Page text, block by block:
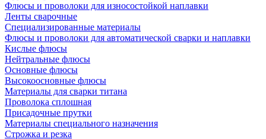
Флюсы и проволоки для износостойкой наплавки
Ленты сварочные
Специализированные материалы
Флюсы и проволоки для автоматической сварки и наплавки
Кислые флюсы
Нейтральные флюсы
Основные флюсы
Высокоосновные флюсы
Материалы для сварки титана
Проволока сплошная
Присадочные прутки
Материалы специального назначения
Строжка и резка